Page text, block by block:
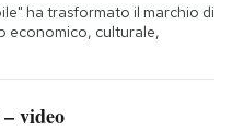
ha trasformato il marchio di
economico, culturale,
video